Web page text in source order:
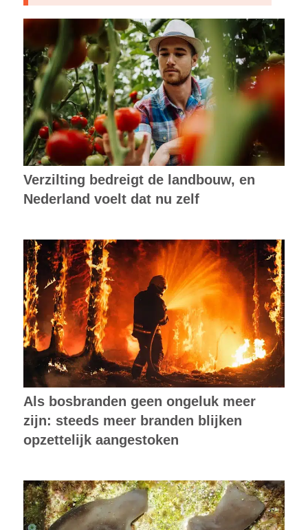
Verzilting bedreigt de landbouw, en
Nederland voelt dat nu zelf
Als bosbranden geen ongeluk meer
zijn: steeds meer branden blijken
opzettelijk aangestoken